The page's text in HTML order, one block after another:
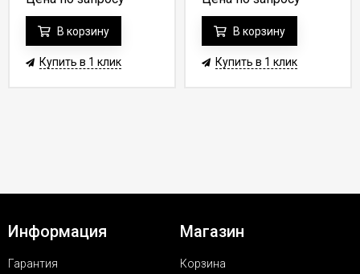
В корзину
Купить в 1 клик
В корзину
Купить в 1 клик
Информация
Гарантия
Магазин
Корзина